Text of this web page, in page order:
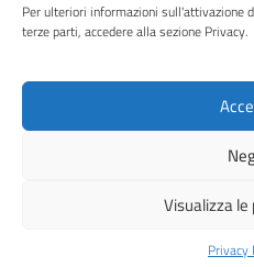
Per ulteriori informazioni sull'attivazione
terze parti, accedere alla sezione Privacy.
Visualizza
Privacy